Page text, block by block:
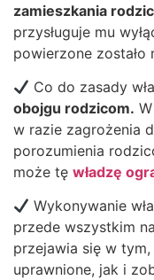
zamieszkania
przysługuje mu
powierzone zostało
Co do zasady
obojgu rodzicom.
w razie zagrożenia
porozumienia
może tę władzę
Wykonywanie
przede wszystkim
przejawia się w
uprawnione, jak i